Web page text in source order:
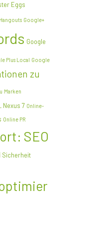
Eggs
Google+
Google
Plus Local Google
zu
Marken
Nexus 7 Online-
Online PR
SEO
Sicherheit